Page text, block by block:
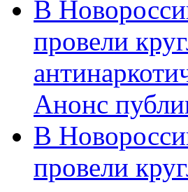
В
провели
Анонс
В
провели